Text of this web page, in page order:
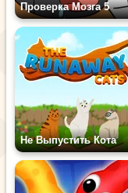
Проверка Мозга 5
Не Выпустить Кота